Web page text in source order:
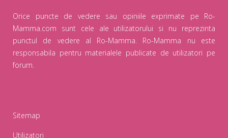
Orice puncte de vedere sau opiniile exprimate pe Ro-
Mamma.com sunt cele ale utilizatorului si nu reprezinta
punctul de vedere al Ro-Mamma. Ro-Mamma nu este
responsabila pentru materialele publicate de utilizatori pe
forum.
Sitemap
Utilizatori